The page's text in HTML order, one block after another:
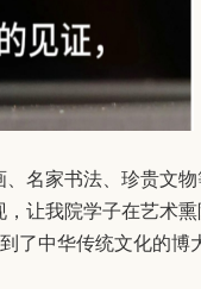
名家书法、珍贵文
让我院学子在艺术
了中华传统文化的博